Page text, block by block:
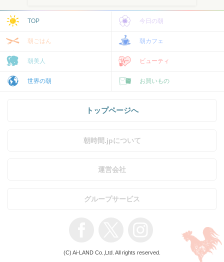
TOP 今日の朝
朝ごはん 朝カフェ
朝美人 ビューティ
世界の朝 お買いもの
トップページへ
朝時間.jpについて
運営会社
グループサービス
(C) Ai-LAND Co.,Ltd. All rights reserved.